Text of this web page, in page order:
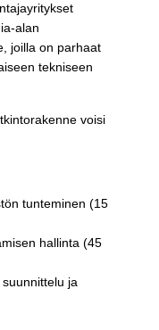
alan
joilla on parhaat
tekniseen
voisi
tunteminen (15
hallinta (45
ja